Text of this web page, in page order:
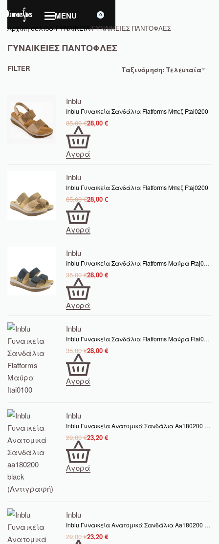
0
Αρχική σελίδα›ΓΥΝΑΙΚΕΙΑ›ΓΥΝΑΙΚΕΙΕΣ ΠΑΝΤΟΦΛΕΣ
ΓΥΝΑΙΚΕΙΕΣ ΠΑΝΤΟΦΛΕΣ
Ταξινόμηση: Τελευταία
FILTER
Inblu
Inblu Γυναικεία Σανδάλια Flatforms Μπεζ Ftai0200
35,00€28,00 €
Αγορά
Inblu
Inblu Γυναικεία Σανδάλια Flatforms Μπεζ Ftaj0200
35,00€28,00 €
Αγορά
Inblu
Inblu Γυναικεία Σανδάλια Flatforms Μαύρα Ftaj0100
35,00€28,00 €
Αγορά
Inblu
Inblu Γυναικεία Σανδάλια Flatforms Μαύρα Ftai0100
35,00€28,00 €
Αγορά
Inblu
Inblu Γυναικεία Ανατομικά Σανδάλια Aa180200 Sand
29,00€23,20 €
Αγορά
Inblu
Inblu Γυναικεία Ανατομικά Σανδάλια Aa180200 Black
29,00€23,20 €